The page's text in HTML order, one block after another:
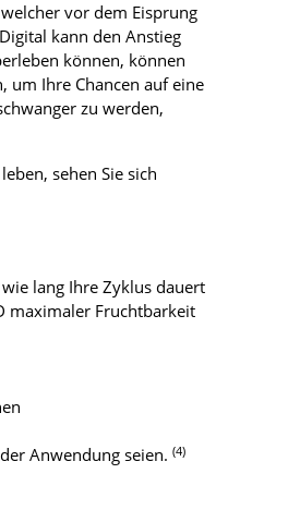
vor dem Eisprung
kann den Anstieg
können, können
um Ihre Chancen auf eine
zu werden,
sehen Sie sich
lang Ihre Zyklus dauert
maximaler Fruchtbarkeit
Anwendung seien. (4)